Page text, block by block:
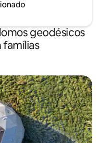
geodésicos
famílias